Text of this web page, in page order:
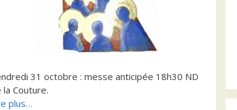
31 octobre : messe anticipée 18h30 ND
la Couture.
plus…